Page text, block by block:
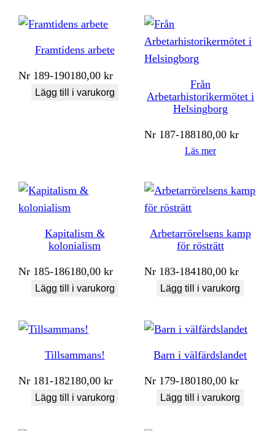
Framtidens arbete
Nr 189-190180,00kr
Lägg till i varukorg
Från
Arbetarhistorikermötet i
Helsingborg
Nr 187-188180,00kr
Läs mer
Kapitalism &
kolonialism
Nr 185-186180,00kr
Lägg till i varukorg
Arbetarrörelsens kamp
för rösträtt
Nr 183-184180,00kr
Lägg till i varukorg
Tillsammans!
Nr 181-182180,00kr
Lägg till i varukorg
Barn i välfärdslandet
Nr 179-180180,00kr
Lägg till i varukorg